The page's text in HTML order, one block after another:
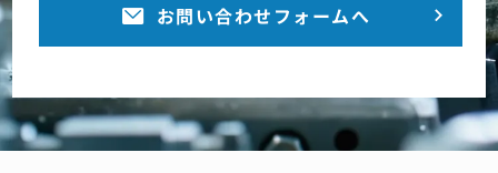
お問い合わせフォームへ